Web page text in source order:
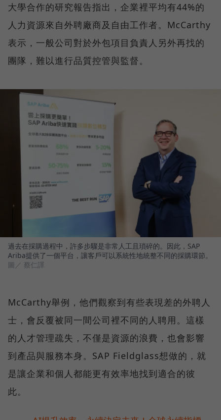
大學合作的研究報告指出，企業裡平均有44%的
人力資源來自外聘廠商及自由工作者。McCarthy
表示，一般公司對於外包項目負責人另外再找的
團隊，難以進行品質控管與監督。
過去在採購過程中，許多步驟是非常人工且瑣碎的。因此，SAP
Ariba提供了一個平台，讓客戶可以系統性地統整不同的採購環節。
圖／ 蔡仁譯
McCarthy舉例，他們觀察到有些表現差的外聘人
士，會反覆被同一間公司裡不同的人聘用。這樣
的人才管理疏失，不僅是資源的浪費，也會影響
到產品與服務本身。SAP Fieldglass想做的，就
是讓企業和個人都能更有效率地找到適合的彼
此。